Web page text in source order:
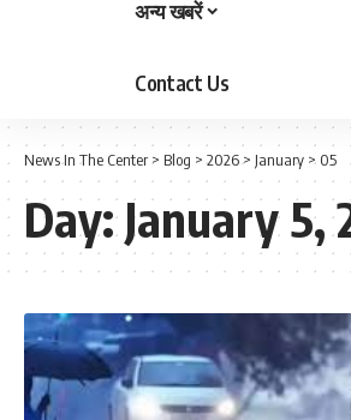
अन्य खबरें
Contact Us
News In The Center> Blog >2026> January > 05
Day:January 5,